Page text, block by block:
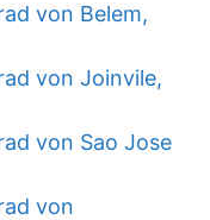
von Belem,
von Joinvile,
von Sao Jose
von